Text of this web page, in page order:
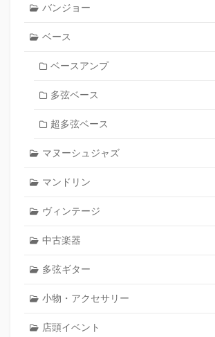
バンジョー
ベース
ベースアンプ
多弦ベース
超多弦ベース
マヌーシュジャズ
マンドリン
ヴィンテージ
中古楽器
多弦ギター
小物・アクセサリー
店頭イベント